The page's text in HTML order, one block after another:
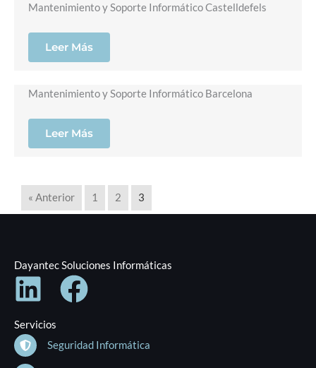
Mantenimiento y Soporte Informático Castelldefels
Leer Más
Mantenimiento y Soporte Informático Barcelona
Leer Más
« Anterior 1 2 3
Dayantec Soluciones Informáticas
Servicios
Seguridad Informática